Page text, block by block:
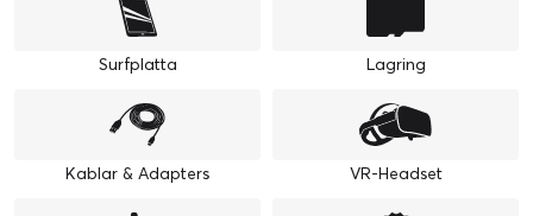
Surfplatta Lagring
Kablar & Adapters VR-Headset